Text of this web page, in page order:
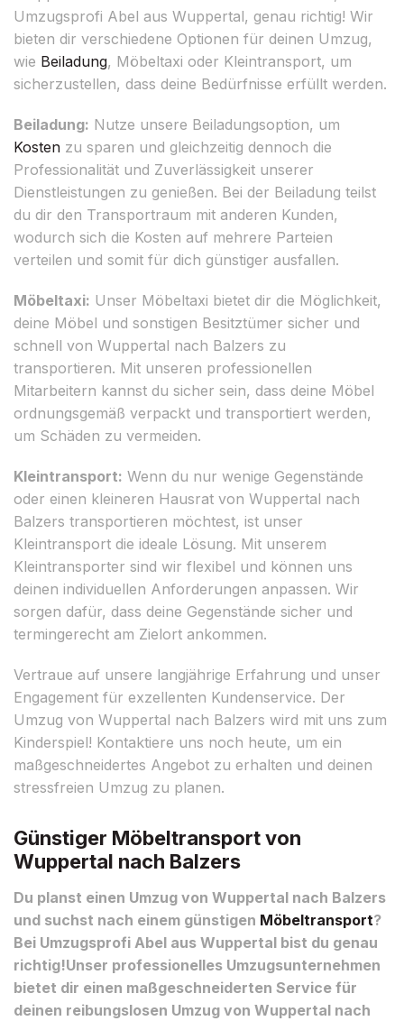
Umzugsprofi Abel aus Wuppertal, genau richtig! Wir
bieten dir verschiedene Optionen für deinen Umzug,
wie Beiladung, Möbeltaxi oder Kleintransport, um
sicherzustellen, dass deine Bedürfnisse erfüllt werden.
Beiladung: Nutze unsere Beiladungsoption, um
Kosten zu sparen und gleichzeitig dennoch die
Professionalität und Zuverlässigkeit unserer
Dienstleistungen zu genießen. Bei der Beiladung teilst
du dir den Transportraum mit anderen Kunden,
wodurch sich die Kosten auf mehrere Parteien
verteilen und somit für dich günstiger ausfallen.
Möbeltaxi: Unser Möbeltaxi bietet dir die Möglichkeit,
deine Möbel und sonstigen Besitztümer sicher und
schnell von Wuppertal nach Balzers zu
transportieren. Mit unseren professionellen
Mitarbeitern kannst du sicher sein, dass deine Möbel
ordnungsgemäß verpackt und transportiert werden,
um Schäden zu vermeiden.
Kleintransport: Wenn du nur wenige Gegenstände
oder einen kleineren Hausrat von Wuppertal nach
Balzers transportieren möchtest, ist unser
Kleintransport die ideale Lösung. Mit unserem
Kleintransporter sind wir flexibel und können uns
deinen individuellen Anforderungen anpassen. Wir
sorgen dafür, dass deine Gegenstände sicher und
termingerecht am Zielort ankommen.
Vertraue auf unsere langjährige Erfahrung und unser
Engagement für exzellenten Kundenservice. Der
Umzug von Wuppertal nach Balzers wird mit uns zum
Kinderspiel! Kontaktiere uns noch heute, um ein
maßgeschneidertes Angebot zu erhalten und deinen
stressfreien Umzug zu planen.
Günstiger Möbeltransport von
Wuppertal nach Balzers
Du planst einen Umzug von Wuppertal nach Balzers
und suchst nach einem günstigen Möbeltransport?
Bei Umzugsprofi Abel aus Wuppertal bist du genau
richtig!Unser professionelles Umzugsunternehmen
bietet dir einen maßgeschneiderten Service für
deinen reibungslosen Umzug von Wuppertal nach